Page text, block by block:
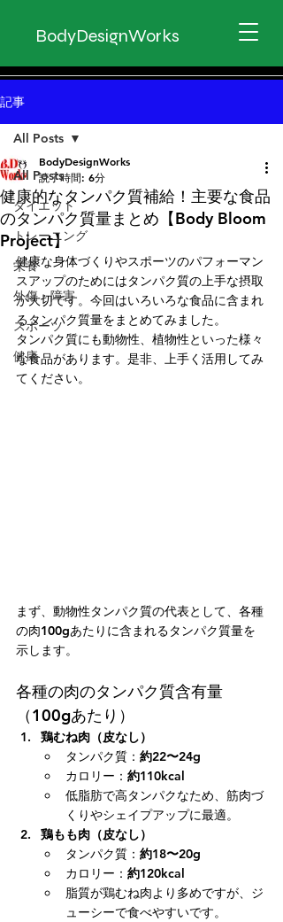
BodyDesignWorks
記事
All Posts
ダイエット
トレーニング
栄養
外傷・障害
スポーツ
健康
All Posts
健康的なタンパク質補給！主要な食品
のタンパク質量まとめ【Body Bloom
Project】
BodyDesignWorks
読了時間: 6分
健康な身体づくりやスポーツのパフォーマン
スアップのためにはタンパク質の上手な摂取
が大切です。今回はいろいろな食品に含まれ
るタンパク質量をまとめてみました。
タンパク質にも動物性、植物性といった様々
な食品があります。是非、上手く活用してみ
てください。
まず、動物性タンパク質の代表として、各種
の肉100gあたりに含まれるタンパク質量を
示します。
各種の肉のタンパク質含有量
（100gあたり）
鶏むね肉（皮なし）
タンパク質： 約22〜24g
カロリー： 約110kcal
低脂肪で高タンパクなため、筋肉づ
くりやシェイプアップに最適。
鶏もも肉（皮なし）
タンパク質： 約18〜20g
カロリー： 約120kcal
脂質が鶏むね肉より多めですが、ジ
ューシーで食べやすいです。